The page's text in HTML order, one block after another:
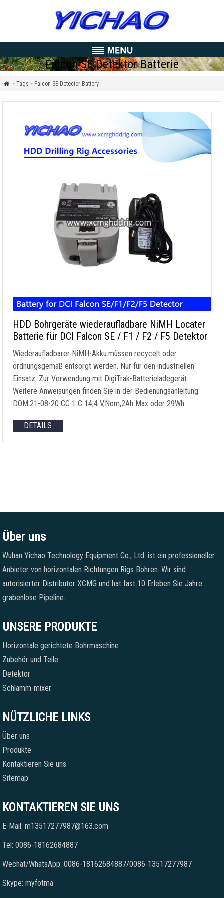
Falcon SE Detektor Batterie
 » Tags » Falcon SE Detector Battery
HDD Bohrgeräte wiederaufladbare NiMH Locater
Batterie für DCI Falcon SE / F1 / F2 / F5 Detektor
Wiederaufladbarer NiMH-Akku:müssen recycelt oder
ordnungsgemäß entsorgt werden. Nur für den industriellen
Einsatz. Zur Verwendung mit DigiTrak-Batterieladegerät.
Weitere Anweisungen finden Sie in der Bedienungsanleitung.
DOM:21-08-20 CC 1 C 14,4 V,Nom,2Ah Max oder 29Wh
DETAILS
Über uns
Wuhan Yichao Technology Equipment Co., Ltd. ist ein professioneller
Anbieter von horizontalen Richtungen Rigs Bohren. Wir sind
autorisierter Distributor XCMG und hat fast 10 Erleben Sie Jahre
grabenlose Pipeline.
UNSERE PRODUKTE
Horizontale gerichtete Bohrmaschine
Zubehör und Teile
Detektor
Schlamm-mixer
NÜTZLICHE LINKS
Über uns
Produkte
Kontaktieren Sie uns
Sitemap
KONTAKTIEREN SIE UNS
E-Mail: m13517277987@163.com
Tel: 0086-18162684887
Wechat/WhatsApp: 0086-18162684887/0086-13517277987
Skype: myfotma